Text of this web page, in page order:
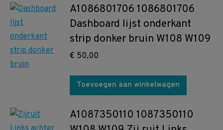
A1086801706 1086801706
Dashboard lijst onderkant
strip donker bruin W108 W109
€ 50,00
Toevoegen aan winkelwagen
A1087350110 1087350110